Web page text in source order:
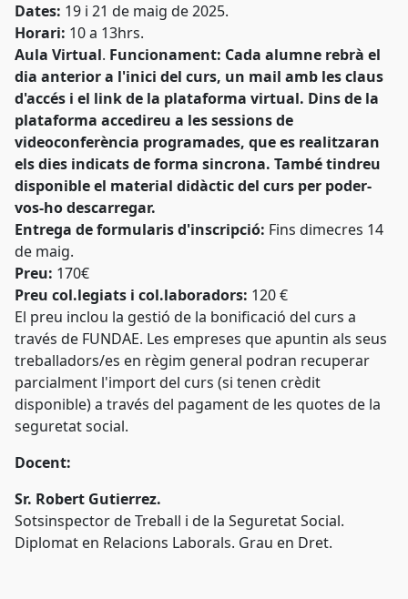
Dates: 19 i 21 de maig de 2025.
Horari: 10 a 13hrs.
Aula Virtual. Funcionament: Cada alumne rebrà el
dia anterior a l'inici del curs, un mail amb les claus
d'accés i el link de la plataforma virtual. Dins de la
plataforma accedireu a les sessions de
videoconferència programades, que es realitzaran
els dies indicats de forma sincrona. També tindreu
disponible el material didàctic del curs per poder-
vos-ho descarregar.
Entrega de formularis d'inscripció: Fins dimecres 14
de maig.
Preu: 170€
Preu col.legiats i col.laboradors: 120 €
El preu inclou la gestió de la bonificació del curs a
través de FUNDAE. Les empreses que apuntin als seus
treballadors/es en règim general podran recuperar
parcialment l'import del curs (si tenen crèdit
disponible) a través del pagament de les quotes de la
seguretat social.
Docent:
Sr. Robert Gutierrez.
Sotsinspector de Treball i de la Seguretat Social.
Diplomat en Relacions Laborals. Grau en Dret.